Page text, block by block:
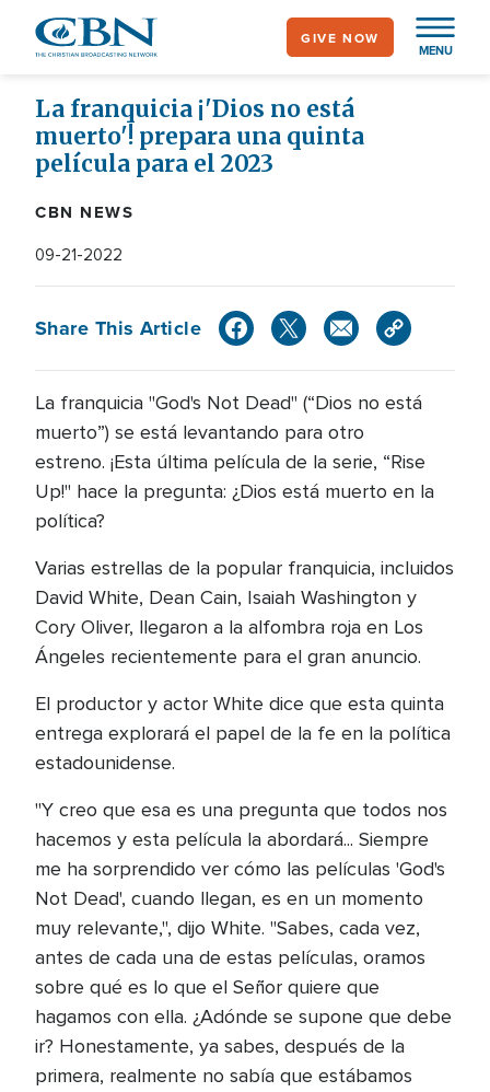
content
MENU
GIVE NOW
La franquicia ¡'Dios no está
muerto'! prepara una quinta
película para el 2023
CBN NEWS
09-21-2022
Share This Article
La franquicia "God's Not Dead" (“Dios no está
muerto”) se está levantando para otro
estreno. ¡Esta última película de la serie, “Rise
Up!" hace la pregunta: ¿Dios está muerto en la
política?
Varias estrellas de la popular franquicia, incluidos
David White, Dean Cain, Isaiah Washington y
Cory Oliver, llegaron a la alfombra roja en Los
Ángeles recientemente para el gran anuncio.
El productor y actor White dice que esta quinta
entrega explorará el papel de la fe en la política
estadounidense.
"Y creo que esa es una pregunta que todos nos
hacemos y esta película la abordará... Siempre
me ha sorprendido ver cómo las películas 'God's
Not Dead', cuando llegan, es en un momento
muy relevante,", dijo White. "Sabes, cada vez,
antes de cada una de estas películas, oramos
sobre qué es lo que el Señor quiere que
hagamos con ella. ¿Adónde se supone que debe
ir? Honestamente, ya sabes, después de la
primera, realmente no sabía que estábamos